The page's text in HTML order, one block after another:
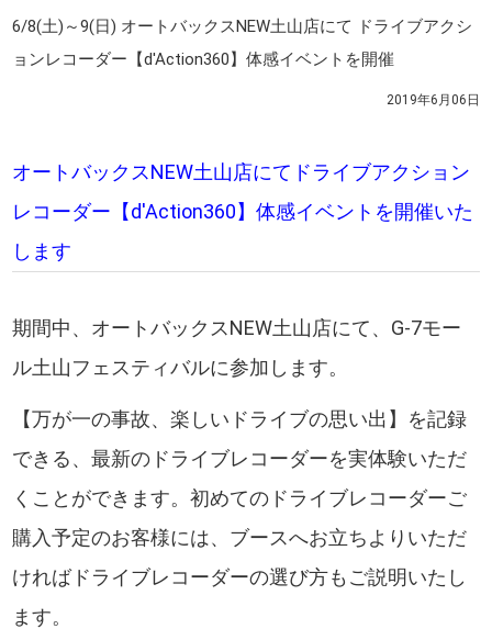
6/8(土)～9(日) オートバックスNEW土山店にて ドライブアクシ
ョンレコーダー【d'Action360】体感イベントを開催
2019年6月06日
オートバックスNEW土山店にてドライブアクション
レコーダー【d'Action360】体感イベントを開催いた
します
期間中、オートバックスNEW土山店にて、G-7モー
ル土山フェスティバルに参加します。
【万が一の事故、楽しいドライブの思い出】を記録
できる、最新のドライブレコーダーを実体験いただ
くことができます。初めてのドライブレコーダーご
購入予定のお客様には、ブースへお立ちよりいただ
ければドライブレコーダーの選び方もご説明いたし
ます。